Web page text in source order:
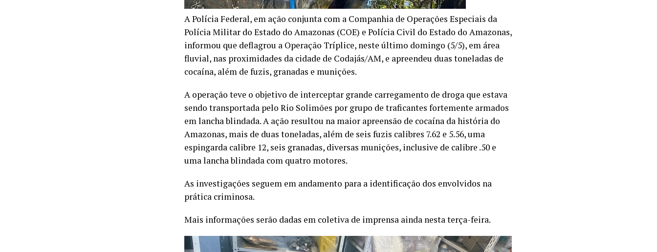
A Polícia Federal, em ação conjunta com a Companhia de Operações Especiais da
Polícia Militar do Estado do Amazonas (COE) e Polícia Civil do Estado do Amazonas,
informou que deflagrou a Operação Tríplice, neste último domingo (5/5), em área
fluvial, nas proximidades da cidade de Codajás/AM, e apreendeu duas toneladas de
cocaína, além de fuzis, granadas e munições.
A operação teve o objetivo de interceptar grande carregamento de droga que estava
sendo transportada pelo Rio Solimões por grupo de traficantes fortemente armados
em lancha blindada. A ação resultou na maior apreensão de cocaína da história do
Amazonas, mais de duas toneladas, além de seis fuzis calibres 7.62 e 5.56, uma
espingarda calibre 12, seis granadas, diversas munições, inclusive de calibre .50 e
uma lancha blindada com quatro motores.
As investigações seguem em andamento para a identificação dos envolvidos na
prática criminosa.
Mais informações serão dadas em coletiva de imprensa ainda nesta terça-feira.